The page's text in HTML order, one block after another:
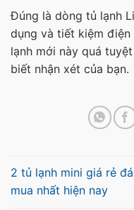
Đúng là dòng tủ lạnh
dụng và tiết kiệm điện
lạnh mới này quá
biết nhận xét của bạn.
2 tủ lạnh mini giá rẻ
mua nhất hiện nay